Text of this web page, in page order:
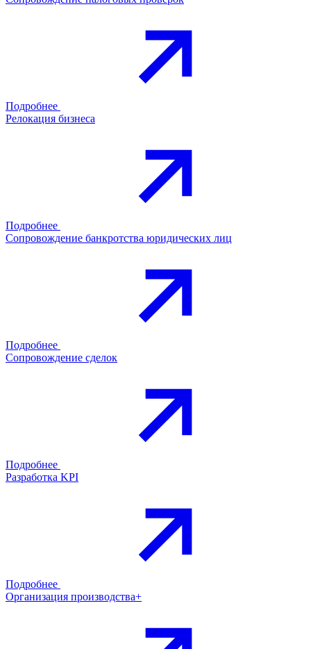
Подробнее
Релокация бизнеса
Подробнее
Сопровождение банкротства юридических лиц
Подробнее
Сопровождение сделок
Подробнее
Разработка KPI
Подробнее
Организация производства+